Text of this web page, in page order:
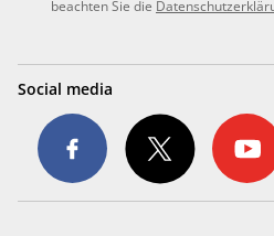
beachten Sie die
Social media